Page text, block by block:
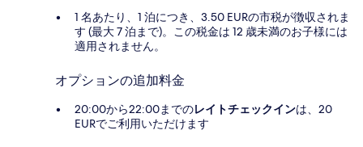
1 名あたり、1 泊につき、3.50 EURの市税が徴収されま
す (最大 7 泊まで)。この税金は 12 歳未満のお子様には
適用されません。
オプションの追加料金
20:00から22:00までのレイトチェックインは、20
EURでご利用いただけます